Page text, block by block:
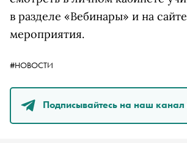
в разделе «Вебинары» и на сайте
мероприятия.
#НОВОСТИ
Подписывайтесь на наш канал